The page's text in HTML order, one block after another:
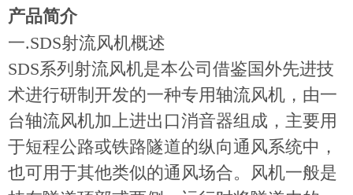
产品简介
一.SDS射流风机概述
SDS系列射流风机是本公司借鉴国外先进技
术进行研制开发的一种专用轴流风机，由一
台轴流风机加上进出口消音器组成，主要用
于短程公路或铁路隧道的纵向通风系统中，
也可用于其他类似的通风场合。风机一般是